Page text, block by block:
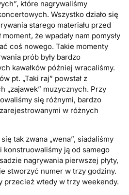
które nagrywaliśmy
Wszystko działo się
starego materiału przed
że wpadały nam pomysły
coś nowego. Takie momenty
prób były bardzo
kawałków później wracaliśmy.
pt. „Taki raj” powstał z
„zajawek” muzycznych. Przy
się różnymi, bardzo
w różnych
tak zwana „wena”, siadaliśmy
konstruowaliśmy ją od samego
nagrywania pierwszej płyty,
stworzyć numer w trzy godziny.
przecież wtedy w trzy weekendy.